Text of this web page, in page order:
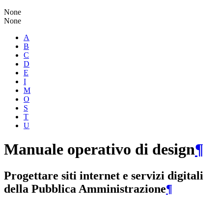
None
None
A
B
C
D
E
I
M
O
S
T
U
Manuale operativo di design¶
Progettare siti internet e servizi digitali
della Pubblica Amministrazione¶